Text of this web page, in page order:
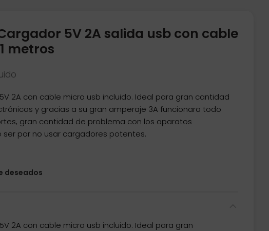
5V 2A salida usb con cable
metros
2A con cable micro usb incluido. Ideal para gran cantidad
y gracias a su gran amperaje 3A funcionara todo
gran cantidad de problema con los aparatos
ser por no usar cargadores potentes.
deseados
2A con cable micro usb incluido. Ideal para gran